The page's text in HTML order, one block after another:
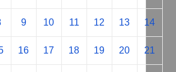
9 10 11 12 13 14
16 17 18 19 20 21